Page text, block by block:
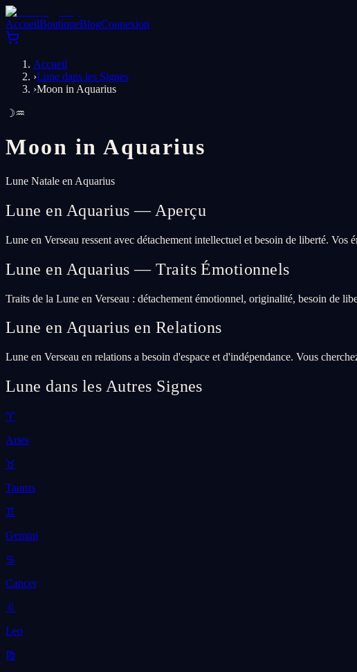
AccueilBoutiqueBlogConnexion
Accueil
›Lune dans les Signes
›Moon in Aquarius
☽♒
Moon inAquarius
Lune Natale en Aquarius
Lune en Aquarius — Aperçu
Lune en Verseau ressent avec détachement intellectuel et besoin de liberté. Vos
Lune en Aquarius — Traits Émotionnels
Traits de la Lune en Verseau : détachement émotionnel, originalité, besoin de
Lune en Aquarius en Relations
Lune en Verseau en relations a besoin d'espace et d'indépendance. Vous
Lune dans les Autres Signes
♈
Aries
♉
Taurus
♊
Gemini
♋
Cancer
♌
Leo
♍